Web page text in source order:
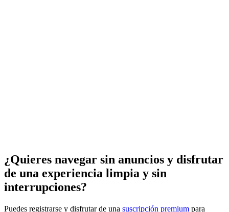
¿Quieres navegar sin anuncios y disfrutar
de una experiencia limpia y sin
interrupciones?
Puedes registrarse y disfrutar de una suscripción premium para